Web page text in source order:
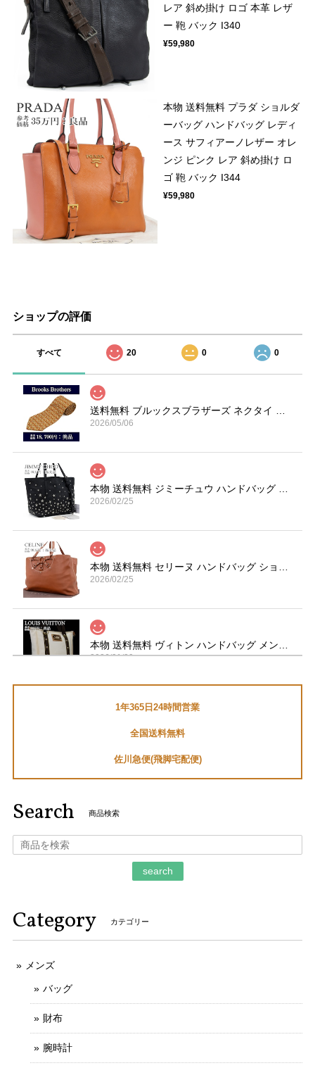
レア 斜め掛け ロゴ 本革 レザ
ー 鞄 バック I340
¥59,980
本物 送料無料 プラダ ショルダ
ーバッグ ハンドバッグ レディ
ース サフィアーノレザー オレ
ンジ ピンク レア 斜め掛け ロ
ゴ 鞄 バック I344
¥59,980
ショップの評価
すべて 20 0 0
2026/05/06
2026/02/25
2026/02/25
2026/01/29
2026/01/05
そのように言っていただけましてとても嬉しく
存じます。 お客様のお言葉がとても励みになり
ます。 ご丁寧なお取引をしていただきましてあ
不明な点や質問にも迅速かつご丁寧に対応していただける信
用のできるお店です。
1年365日24時間営業
全国送料無料
佐川急便(飛脚宅配便)
Search 商品検索
search
Category カテゴリー
メンズ
バッグ
財布
腕時計